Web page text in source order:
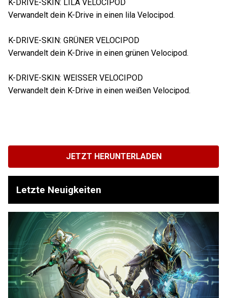
K-DRIVE-SKIN: LILA VELOCIPOD
Verwandelt dein K-Drive in einen lila Velocipod.
K-DRIVE-SKIN: GRÜNER VELOCIPOD
Verwandelt dein K-Drive in einen grünen Velocipod.
K-DRIVE-SKIN: WEISSER VELOCIPOD
Verwandelt dein K-Drive in einen weißen Velocipod.
JETZT HERUNTERLADEN
Letzte Neuigkeiten